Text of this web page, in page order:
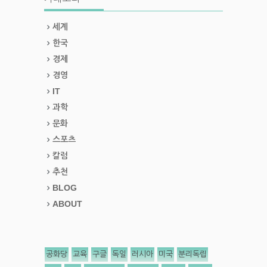
세계
한국
경제
경영
IT
과학
문화
스포츠
칼럼
추천
BLOG
ABOUT
공화당 교육 구글 독일 러시아 미국 분리독립